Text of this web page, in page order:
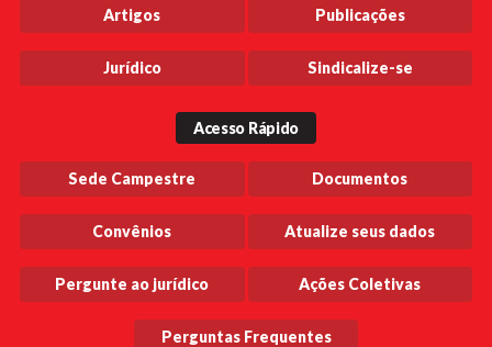
Artigos Publicações
Jurídico Sindicalize-se
Acesso Rápido
Sede Campestre Documentos
Convênios Atualize seus dados
Pergunte ao jurídico Ações Coletivas
Perguntas Frequentes